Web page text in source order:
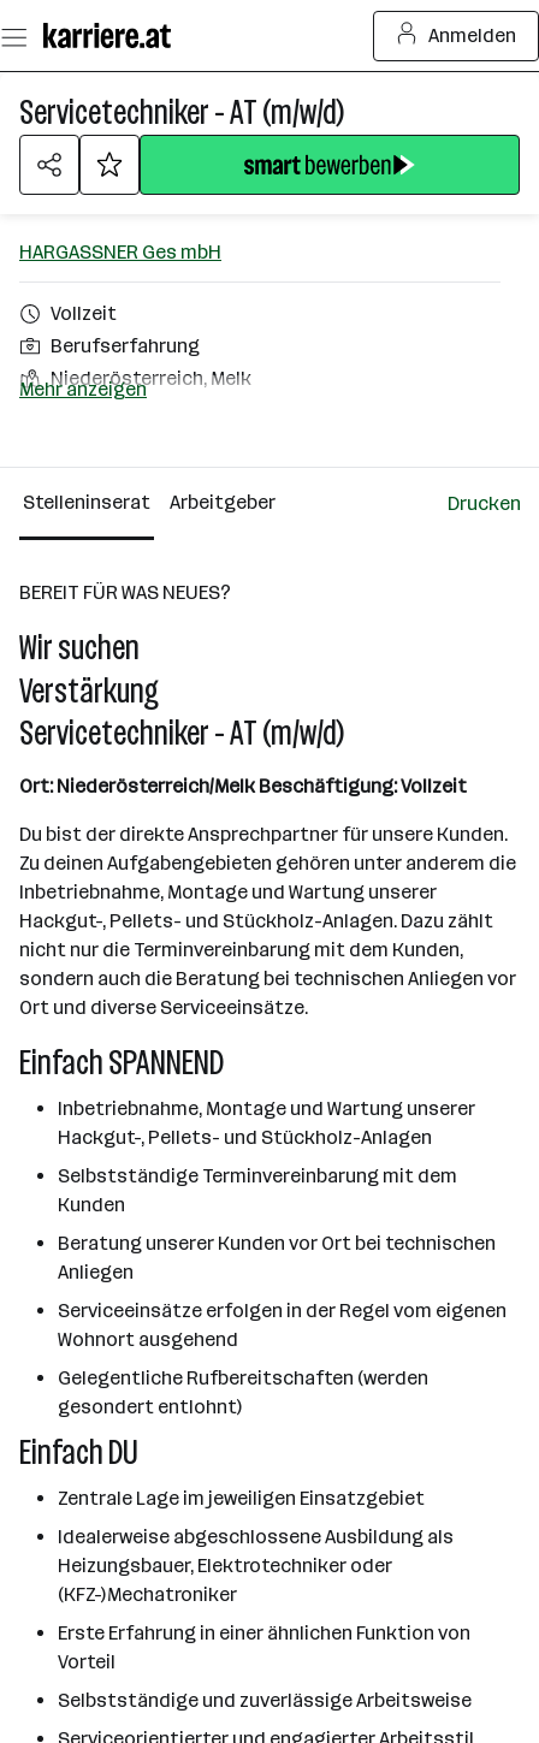
Seiteninhalt
springen
Anmelden
Servicetechniker - AT (m/w/d)
HARGASSNER Ges mbH
Vollzeit
Berufserfahrung
Niederösterreich, Melk
501+ Mitarbeiter*innen
Weng im Innkreis
Mehr anzeigen
Stelleninserat Arbeitgeber Drucken
BEREIT FÜR WAS NEUES?
Wir suchen
Verstärkung
Servicetechniker - AT (m/w/d)
Ort: Niederösterreich/Melk Beschäftigung: Vollzeit
Du bist der direkte Ansprechpartner für unsere Kunden.
Zu deinen Aufgabengebieten gehören unter anderem die
Inbetriebnahme, Montage und Wartung unserer
Hackgut-, Pellets- und Stückholz-Anlagen. Dazu zählt
nicht nur die Terminvereinbarung mit dem Kunden,
sondern auch die Beratung bei technischen Anliegen vor
Ort und diverse Serviceeinsätze.
Einfach SPANNEND
Inbetriebnahme, Montage und Wartung unserer
Hackgut-, Pellets- und Stückholz-Anlagen
Selbstständige Terminvereinbarung mit dem
Kunden
Beratung unserer Kunden vor Ort bei technischen
Anliegen
Serviceeinsätze erfolgen in der Regel vom eigenen
Wohnort ausgehend
Gelegentliche Rufbereitschaften (werden
gesondert entlohnt)
Einfach DU
Zentrale Lage im jeweiligen Einsatzgebiet
Idealerweise abgeschlossene Ausbildung als
Heizungsbauer, Elektrotechniker oder
(KFZ-)Mechatroniker
Erste Erfahrung in einer ähnlichen Funktion von
Vorteil
Selbstständige und zuverlässige Arbeitsweise